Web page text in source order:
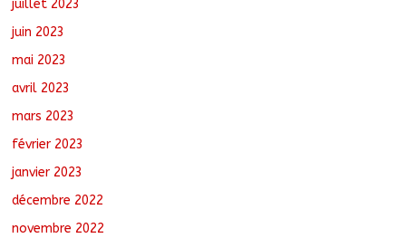
juillet 2023
juin 2023
mai 2023
avril 2023
mars 2023
février 2023
janvier 2023
décembre 2022
novembre 2022